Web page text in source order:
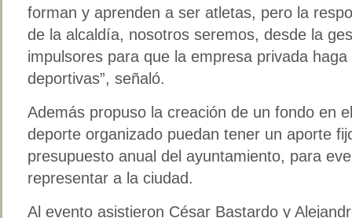
forman y aprenden a ser atletas, pero la
de la alcaldía, nosotros seremos, desde la
impulsores para que la empresa privada
deportivas”, señaló.
Además propuso la creación de un fondo en
deporte organizado puedan tener un aporte
presupuesto anual del ayuntamiento, para
representar a la ciudad.
Al evento asistieron César Bastardo y